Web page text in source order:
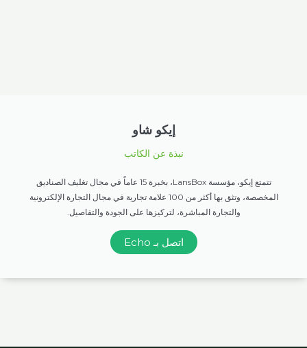
إيكو شاو
نبذة عن الكاتب
تتمتع إيكو، مؤسسة LansBox، بخبرة 15 عاماً في مجال تغليف الصناديق
المخصصة، وتثق بها أكثر من 100 علامة تجارية في مجال التجارة الإلكترونية
والتجارة المباشرة، لتركيزها على الجودة والتفاصيل.
اتصل بـ Echo